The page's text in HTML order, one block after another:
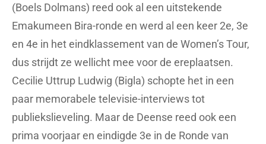
(Boels Dolmans) reed ook al een uitstekende
Emakumeen Bira-ronde en werd al een keer 2e, 3e
en 4e in het eindklassement van de Women’s Tour,
dus strijdt ze wellicht mee voor de ereplaatsen.
Cecilie Uttrup Ludwig (Bigla) schopte het in een
paar memorabele televisie-interviews tot
publiekslieveling. Maar de Deense reed ook een
prima voorjaar en eindigde 3e in de Ronde van